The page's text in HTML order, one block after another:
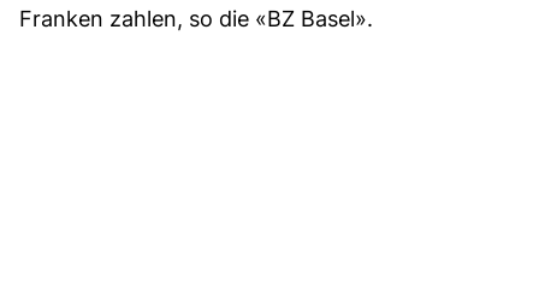
Franken zahlen, so die «BZ Basel».